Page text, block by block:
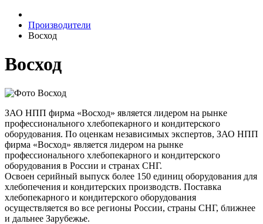
Производители
Восход
Восход
ЗАО НПП фирма «Восход» является лидером на рынке
профессионального хлебопекарного и кондитерского
оборудования. По оценкам независимых экспертов, ЗАО НПП
фирма «Восход» является лидером на рынке
профессионального хлебопекарного и кондитерского
оборудования в России и странах СНГ.
Освоен серийный выпуск более 150 единиц оборудования для
хлебопечения и кондитерских производств. Поставка
хлебопекарного и кондитерского оборудования
осуществляется во все регионы России, страны СНГ, ближнее
и дальнее Зарубежье.